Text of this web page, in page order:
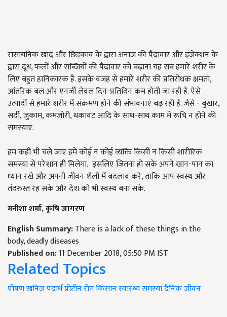
रासायनिक खाद और छिड़काव के द्वारा अनाज की पैदावार और इंजेक्शन के
द्वारा दूध, फलों और सब्ज़ियों की पैदावार को बढ़ाना यह सब हमारे शरीर के
लिए बहुत हानिकारक है. इसके वजह से हमारे शरीर की प्रतिरोधक क्षमता,
आंतरिक बल और एनर्जी लेवल दिन-प्रतिदिन कम होती जा रही है. ऐसे
उत्पादों से हमारे शरीर में संक्रमण होने की संभावनाएं बढ़ रही है. जैसे - बुखार,
सर्दी, जुकाम, कमजोरी, थकावट आदि के साथ-साथ काम में रूचि न होने की
समस्याएं.
हम कही भी चले जाए हमे कोई न कोई व्यक्ति किसी न किसी शारीरिक
समस्या से परेशान ही मिलेगा. इसलिए जितना हो सके अपने खान-पान का
ध्यान रखे और अपनी जीवन शैली में बदलाव करे, ताकि आप स्वस्थ और
तंदरुस्त रह सके और देश को भी स्वस्थ बना सके.
मनीशा शर्मा,कृषि जागरण
English Summary:There is a lack of these things in the
body, deadly diseases
Published on:11 December 2018, 05:50 PM IST
Related Topics
पोषणखनिज पदार्थप्रोटीनरोगकिसानस्वास्थ्य समस्यादैनिक जीवन